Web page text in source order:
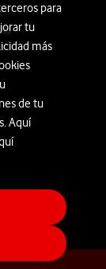
para
tu
más
de tu
Aquí